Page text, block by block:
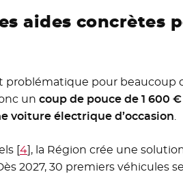
aides concrètes
problématique pour beaucoup
un coup de pouce de 1 600 €
voiture électrique d’occasion
[4], la Région crée une
2027, 30 premiers véhicules